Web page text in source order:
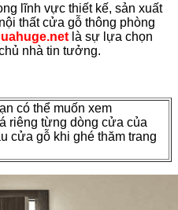
lĩnh vực thiết kế, sản xuất
thất cửa gỗ thông phòng
là sự lựa chọn
nhà tin tưởng.
có thể muốn xem
riêng từng dòng cửa của
cửa gỗ khi ghé thăm trang